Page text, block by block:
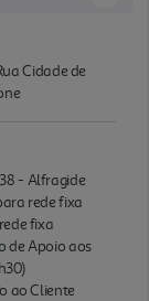
Cidade de
- Alfragide
rede fixa
fixa
de Apoio aos
ao Cliente